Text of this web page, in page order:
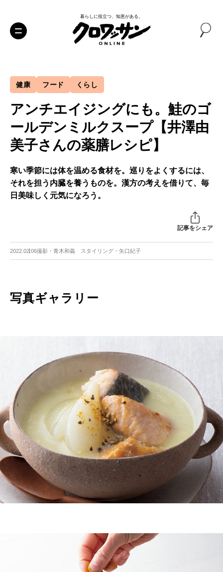
暮らしに役立つ、知恵がある。
健康 フード くらし
アンチエイジングにも。鮭のゴ
ールデンミルクスープ【井澤由
美子さんの薬膳レシピ】
寒い季節には体を温める食材を。巡りをよくするには、
それを担う内臓を養うものを。漢方の考えを借りて、毎
日美味しく元気になろう。
記事をシェア
2022.02.06撮影・青木和義 スタイリング・矢口紀子
写真ギャラリー